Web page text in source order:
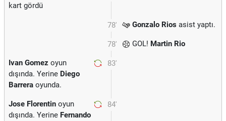
kart gördü
78' Gonzalo Rios asist yaptı.
78' GOL! Martin Rio
83'
Ivan Gomez oyun
dışında. Yerine Diego
Barrera oyunda.
84'
Jose Florentin oyun
dışında. Yerine Fernando